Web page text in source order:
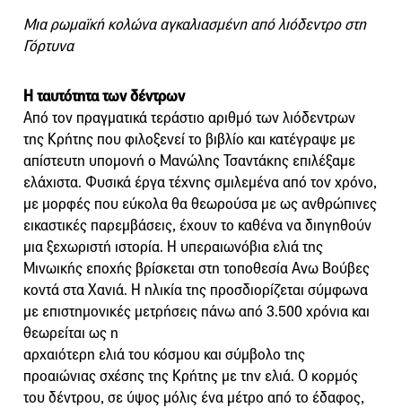
Μια ρωμαϊκή κολώνα αγκαλιασμένη από λιόδεντρο στη
Γόρτυνα
Η ταυτότητα των δέντρων
Από τον πραγματικά τεράστιο αριθμό των λιόδεντρων
της Κρήτης που φιλοξενεί το βιβλίο και κατέγραψε με
απίστευτη υπομονή ο Μανώλης Τσαντάκης επιλέξαμε
ελάχιστα. Φυσικά έργα τέχνης σμιλεμένα από τον χρόνο,
με μορφές που εύκολα θα θεωρούσα με ως ανθρώπινες
εικαστικές παρεμβάσεις, έχουν το καθένα να διηγηθούν
μια ξεχωριστή ιστορία. Η υπεραιωνόβια ελιά της
Μινωικής εποχής βρίσκεται στη τοποθεσία Ανω Βούβες
κοντά στα Χανιά. Η ηλικία της προσδιορίζεται σύμφωνα
με επιστημονικές μετρήσεις πάνω από 3.500 χρόνια και
θεωρείται ως η
αρχαιότερη ελιά του κόσμου και σύμβολο της
προαιώνιας σχέσης της Κρήτης με την ελιά. Ο κορμός
του δέντρου, σε ύψος μόλις ένα μέτρο από το έδαφος,